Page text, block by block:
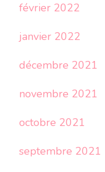
février 2022
janvier 2022
décembre 2021
novembre 2021
octobre 2021
septembre 2021